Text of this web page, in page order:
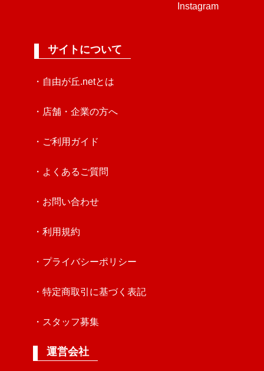
Instagram
サイトについて
・自由が丘.netとは
・店舗・企業の方へ
・ご利用ガイド
・よくあるご質問
・お問い合わせ
・利用規約
・プライバシーポリシー
・特定商取引に基づく表記
・スタッフ募集
運営会社